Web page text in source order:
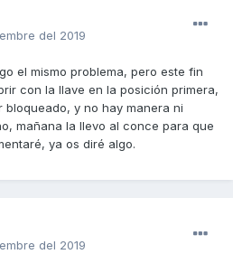
del 2019
el mismo problema, pero este fin
con la llave en la posición primera,
y no hay manera ni
mañana la llevo al conce para que
ya os diré algo.
del 2019